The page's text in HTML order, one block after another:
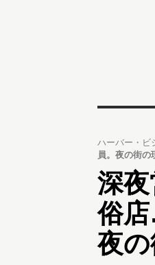
ハーバー・ビ
員。夜の街の
深
俗
夜